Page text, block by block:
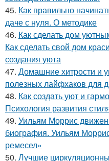
45. Как правильно
даче с нуля. О методике
46. Как сделать дом
Как сделать свой дом
создания уюта
47. Домашние хитрости и
полезных лайфхаков для
48. Как создать уют и
Психология развития
49. Уильям Моррис
биография. Уильям
ремесел»
50. Лучшие